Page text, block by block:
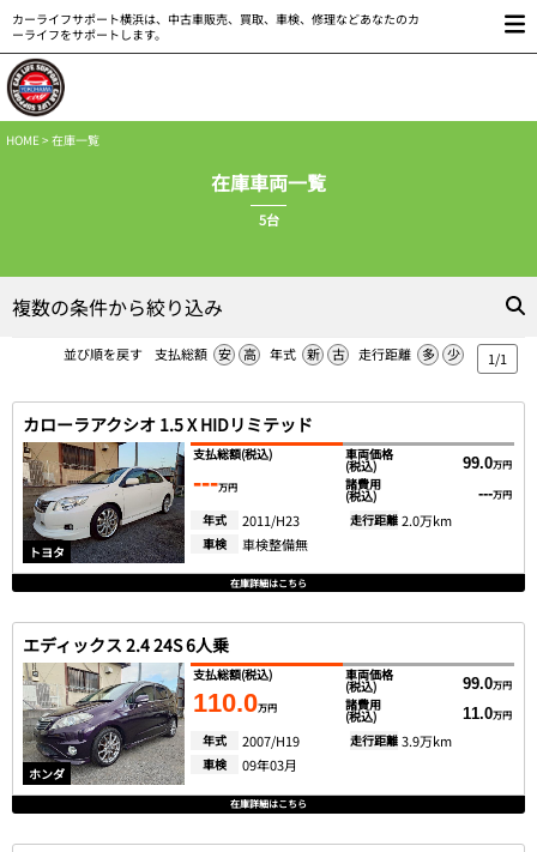
カーライフサポート横浜は、中古車販売、買取、車検、修理などあなたのカ
ーライフをサポートします。
HOME> 在庫一覧
在庫車両一覧
5台
複数の条件から絞り込み
並び順を戻す 支払総額 安 高 年式 新 古 走行距離 多 少 1/1
カローラアクシオ 1.5 X HIDリミテッド
トヨタ
支払総額(税込)
---万円
車両価格
(税込) 99.0万円
諸費用
(税込) ---万円
年式 2011/H23 走行距離 2.0万km
車検 車検整備無
在庫詳細はこちら
エディックス 2.4 24S 6人乗
ホンダ
支払総額(税込)
110.0万円
車両価格
(税込) 99.0万円
諸費用
(税込) 11.0万円
年式 2007/H19 走行距離 3.9万km
車検 09年03月
在庫詳細はこちら